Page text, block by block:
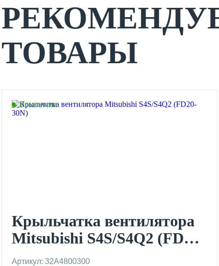
ТОВАРЫ
В наличии
Крыльчатка вентилятора
Mitsubishi S4S/S4Q2 (FD20-
30N)
Артикул: 32A4800300